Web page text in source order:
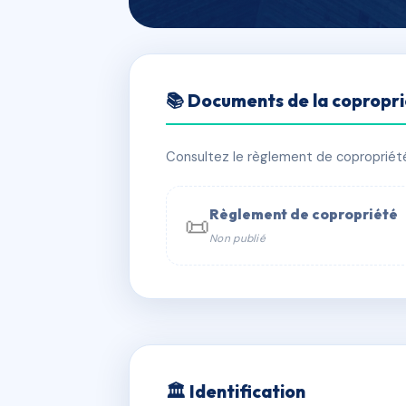
Les Iris
📍 1 r du docteur albert schweitzer
📞 Contacter Syndic Digital
📚 Documents de la
Consultez le règlement de
📜Règlement de copropriété
Non publié
🏛 Identification